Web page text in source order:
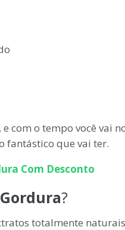
com o tempo você vai
fantástico que vai ter.
Com Desconto
?
totalmente